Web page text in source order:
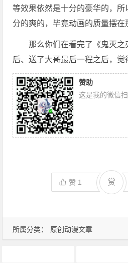
所属分类： 原创动漫文章
等效果依然是十分的豪华的，
分的爽的，毕竟动画的质量摆在
那么你们在看完了《鬼灭之
后、送了大哥最后一程之后，觉
赞助
这是我的微信
赞 1 赏